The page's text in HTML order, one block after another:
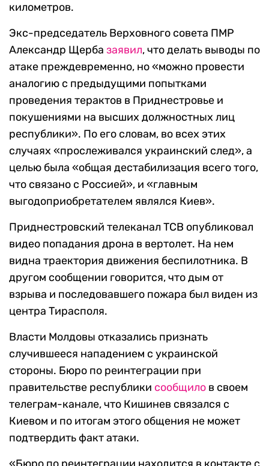
километров.
Экс-председатель Верховного совета ПМР
Александр Щерба заявил, что делать выводы по
атаке преждевременно, но «можно провести
аналогию с предыдущими попытками
проведения терактов в Приднестровье и
покушениями на высших должностных лиц
республики». По его словам, во всех этих
случаях «прослеживался украинский след», а
целью была «общая дестабилизация всего того,
что связано с Россией», и «главным
выгодоприобретателем являлся Киев».
Приднестровский телеканал ТСВ опубликовал
видео попадания дрона в вертолет. На нем
видна траектория движения беспилотника. В
другом сообщении говорится, что дым от
взрыва и последовавшего пожара был виден из
центра Тирасполя.
Власти Молдовы отказались признать
случившееся нападением с украинской
стороны. Бюро по реинтеграции при
правительстве республики сообщило в своем
телеграм-канале, что Кишинев связался с
Киевом и по итогам этого общения не может
подтвердить факт атаки.